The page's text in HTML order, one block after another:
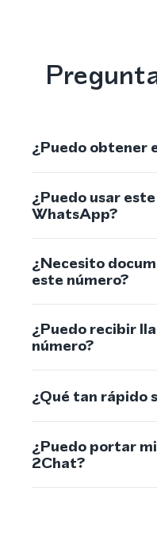
¿Puedo obtener
¿Puedo usar
WhatsApp?
¿Necesito
este número?
¿Puedo recibir
número?
¿Qué tan rápido
¿Puedo portar
2Chat?